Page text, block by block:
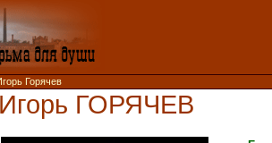
Горячев
Игорь ГОРЯЧЕВ